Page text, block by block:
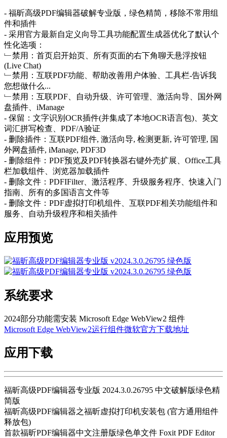
- 福昕高级PDF编辑器破解专业版，绿色精简，移除不常用组
件和插件
- 采用官方最新自定义向导工具功能配置生成器优化了默认个
性化选项：
﹂禁用：首页启开始页、所有页面的右下角聊天悬浮按钮
(Live Chat)
﹂禁用：互联PDF功能、帮助改善用户体验、工具栏-告诉我
您想做什么...
﹂禁用：互联PDF、自动升级、许可管理、激活向导、国外网
盘插件、iManage
- 保留：文字识别OCR插件(并集成了本地OCR语言包)、英文
词汇拼写检查、PDF/A验证
- 删除插件：互联PDF组件, 激活向导, 检测更新, 许可管理, 国
外网盘插件, iManage, PDF3D
- 删除组件：PDF预览及PDF转换器右键外壳扩展、Office工具
栏加载组件、浏览器加载插件
- 删除文件：PDFIFilter、激活程序、升级服务程序、快速入门
指南、所有的多国语言文件等
- 删除文件：PDF虚拟打印机组件、互联PDF相关功能组件和
服务、自动升级程序和相关插件
应用预览
系统要求
2024部分功能需安装 Microsoft Edge WebView2 组件
Microsoft Edge WebView2运行组件微软官方下载地址
应用下载
福昕高级PDF编辑器专业版 2024.3.0.26795 中文破解版绿色精
简版
福昕高级PDF编辑器之福昕虚拟打印机安装包 (官方通用组件
释放包)
首款福昕PDF编辑器中文注册版绿色单文件 Foxit PDF Editor